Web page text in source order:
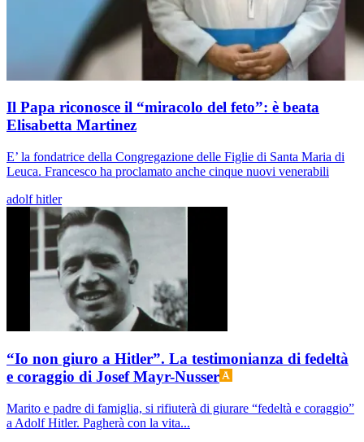
Il Papa riconosce il “miracolo del feto”: è beata
Elisabetta Martinez
E’ la fondatrice della Congregazione delle Figlie di Santa Maria di
Leuca. Francesco ha proclamato anche cinque nuovi venerabili
adolf hitler
“Io non giuro a Hitler”. La testimonianza di fedeltà
e coraggio di Josef Mayr-Nusser
Marito e padre di famiglia, si rifiuterà di giurare “fedeltà e coraggio”
a Adolf Hitler. Pagherà con la vita...